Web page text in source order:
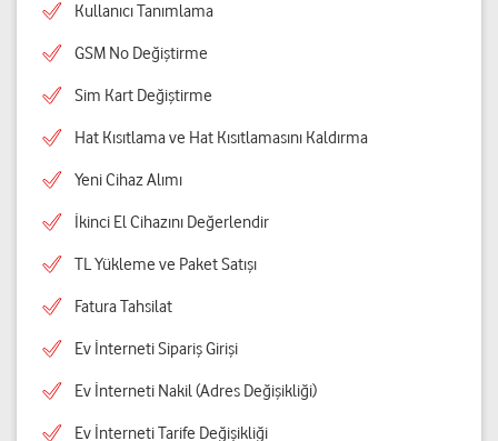
Kullanıcı Tanımlama
GSM No Değiştirme
Sim Kart Değiştirme
Hat Kısıtlama ve Hat Kısıtlamasını Kaldırma
Yeni Cihaz Alımı
İkinci El Cihazını Değerlendir
TL Yükleme ve Paket Satışı
Fatura Tahsilat
Ev İnterneti Sipariş Girişi
Ev İnterneti Nakil (Adres Değişikliği)
Ev İnterneti Tarife Değişikliği